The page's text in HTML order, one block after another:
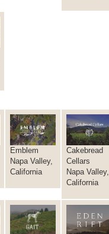
Emblem
Napa Valley,
California
Cakebread
Cellars
Napa Valley,
California